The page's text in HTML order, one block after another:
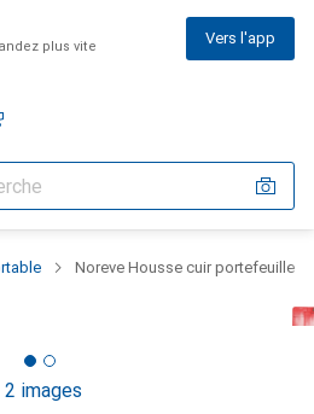
plus vite Vers l'app
Noreve Housse cuir portefeuille
2 images